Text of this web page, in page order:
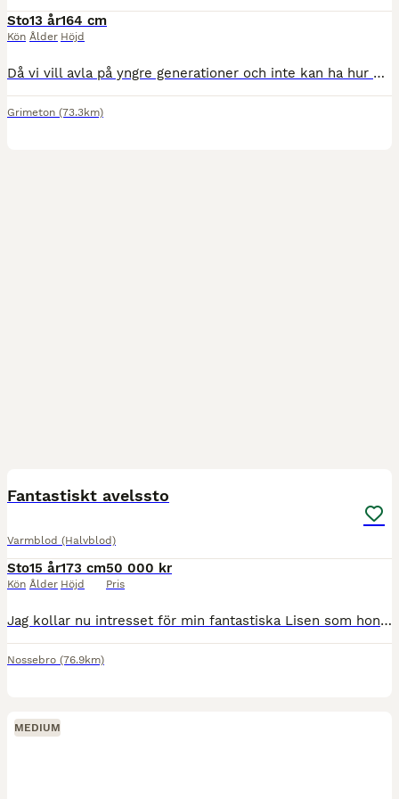
Sto
Kön
13 år
Ålder
164 cm
Höjd
Då vi vill avla på yngre generationer och inte kan ha hur många hästar som helst så har vi nu ett avelssto som letar nytt hem. Hon skulle även fungera bra som sällskap eller promenadhäst. Vi har själv
Grimeton (73.3km)
Fantastiskt avelssto
Varmblod (Halvblod)
Sto
Kön
15 år
Ålder
173 cm
Höjd
50 000 kr
Pris
Jag kollar nu intresset för min fantastiska Lisen som hon kallas. Jag köpte henne 2019 som 8 åring, hon hade då tävlat upp till 120 cm felfritt. Vi han bara att tävla 110 cm pga covid tränade 130 cm.
Nossebro (76.9km)
MEDIUM